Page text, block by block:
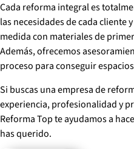
Cada reforma integral es
las necesidades de cada cliente
medida con materiales de
Además, ofrecemos
proceso para conseguir
Si buscas una empresa de
experiencia, profesionalidad y
Reforma Top te ayudamos a
has querido.